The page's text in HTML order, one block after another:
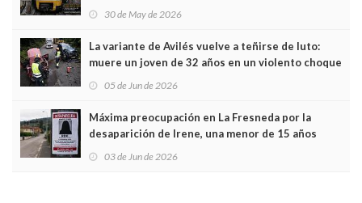
sobrecoste de los trenes que no cabían por los
30 de May de 2026
La variante de Avilés vuelve a teñirse de luto:
muere un joven de 32 años en un violento choque
frontal
05 de Jun de 2026
Máxima preocupación en La Fresneda por la
desaparición de Irene, una menor de 15 años
03 de Jun de 2026